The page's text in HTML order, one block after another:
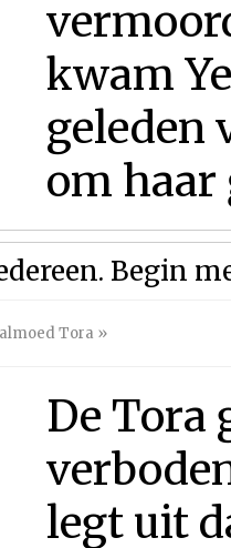
kwam
geleden
om haar
Begin
Tora »
De Tora
legt uit